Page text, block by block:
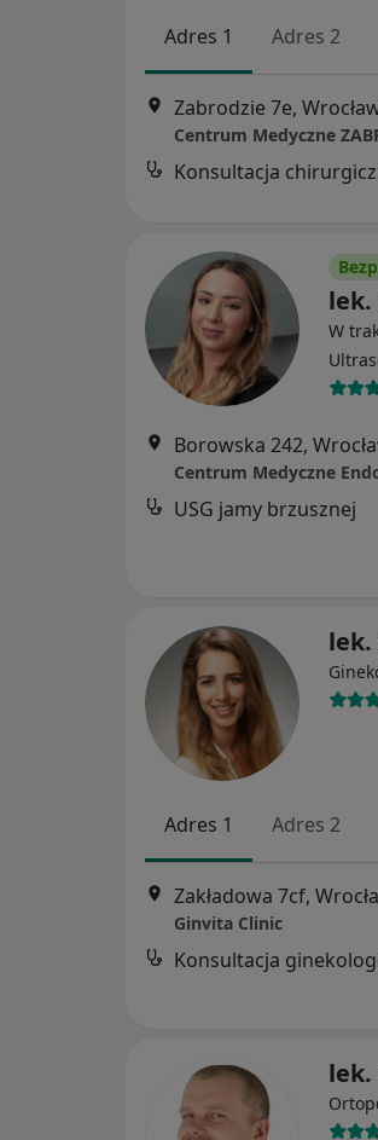
Adres 1 Adres 2
Zabrodzie 7e,
Centrum Medyczne
Konsultacja
W
Borowska 242,
Centrum Medyczne
USG jamy brzusznej
lek.
Adres 1 Adres 2
Zakładowa 7cf,
Ginvita Clinic
Konsultacja
lek.